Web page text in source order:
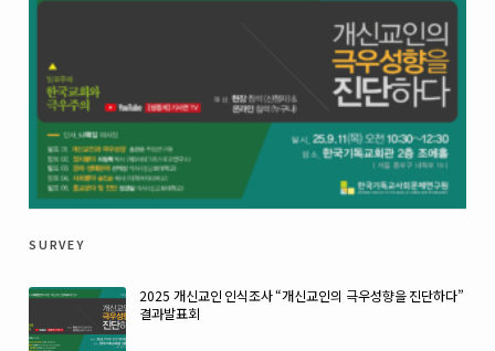
survey
2025 개신교인 인식조사 “개신교인의 극우성향을 진단하다”
결과발표회